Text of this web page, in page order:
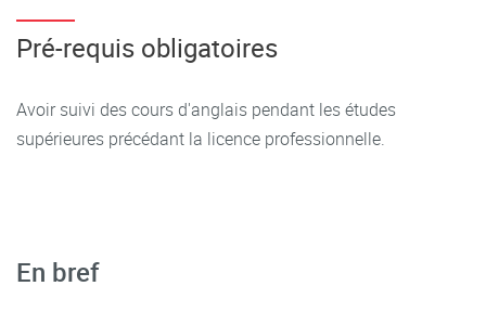
Pré-requis obligatoires
Avoir suivi des cours d'anglais pendant les études
supérieures précédant la licence professionnelle.
En bref